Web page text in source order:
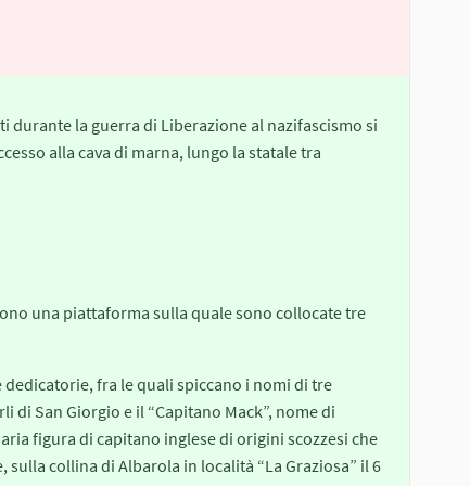
la guerra di Liberazione al nazifascismo si
alla cava di marna, lungo la statale tra
una piattaforma sulla quale sono collocate tre
fra le quali spiccano i nomi di tre
di San Giorgio e il “Capitano Mack”, nome di
figura di capitano inglese di origini scozzesi che
collina di Albarola in località “La Graziosa” il 6